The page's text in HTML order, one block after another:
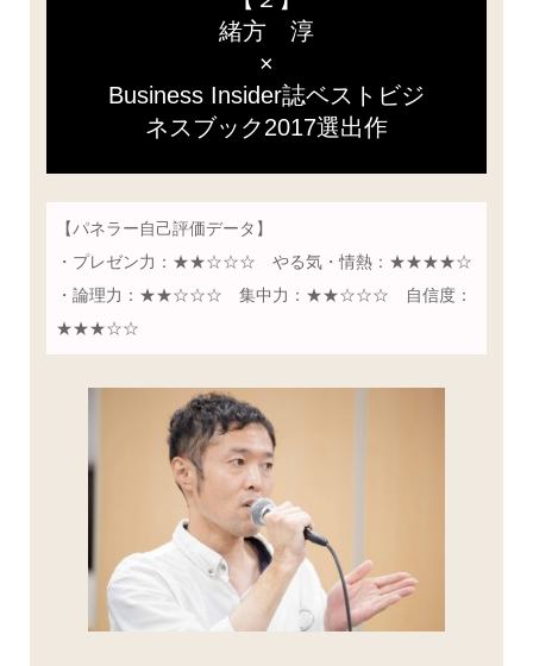
緒方 淳
×
Business Insider誌ベストビジ
ネスブック2017選出作
【パネラー自己評価データ】
・プレゼン力：★★☆☆☆ やる気・情熱：★★★★☆
・論理力：★★☆☆☆ 集中力：★★☆☆☆ 自信度：
★★★☆☆